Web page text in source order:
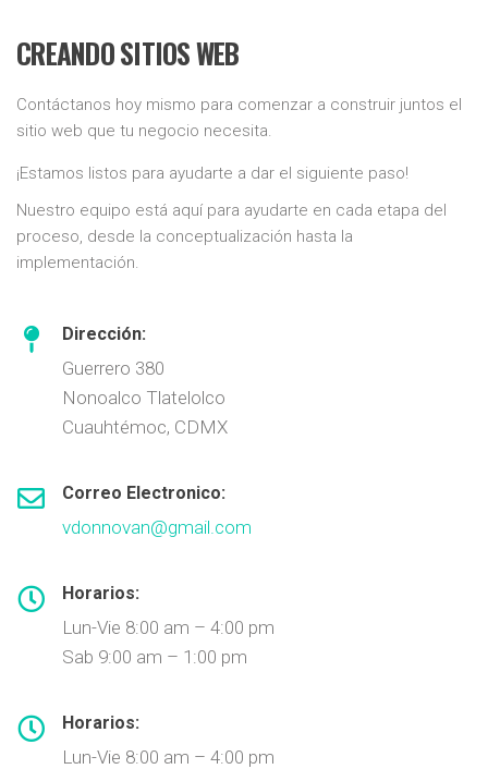
CREANDO SITIOS WEB
Contáctanos hoy mismo para comenzar a construir juntos el
sitio web que tu negocio necesita.
¡Estamos listos para ayudarte a dar el siguiente paso!
Nuestro equipo está aquí para ayudarte en cada etapa del
proceso, desde la conceptualización hasta la
implementación.
Dirección:
Guerrero 380
Nonoalco Tlatelolco
Cuauhtémoc, CDMX
Correo Electronico:
vdonnovan@gmail.com
Horarios:
Lun-Vie 8:00 am – 4:00 pm
Sab 9:00 am – 1:00 pm
Horarios:
Lun-Vie 8:00 am – 4:00 pm